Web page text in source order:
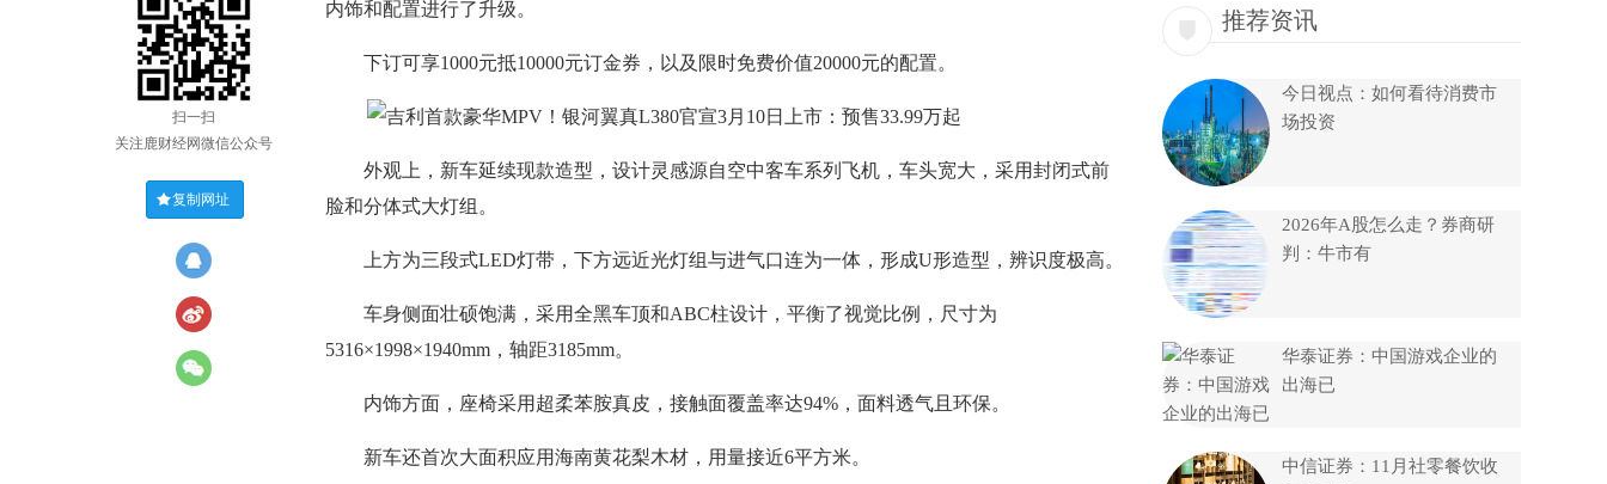
扫一扫
关注鹿财经网微信公众号
复制网址
内饰和配置进行了升级。
下订可享1000元抵10000元订金券，以及限时免费价值20000元的配置。
外观上，新车延续现款造型，设计灵感源自空中客车系列飞机，车头宽大，采用封闭式前
脸和分体式大灯组。
上方为三段式LED灯带，下方远近光灯组与进气口连为一体，形成U形造型，辨识度极高。
车身侧面壮硕饱满，采用全黑车顶和ABC柱设计，平衡了视觉比例，尺寸为
5316×1998×1940mm，轴距3185mm。
内饰方面，座椅采用超柔苯胺真皮，接触面覆盖率达94%，面料透气且环保。
新车还首次大面积应用海南黄花梨木材，用量接近6平方米。
推荐资讯
今日视点：如何看待消费市
场投资
2026年A股怎么走？券商研
判：牛市有
华泰证券：中国游戏企业的
出海已
中信证券：11月社零餐饮收